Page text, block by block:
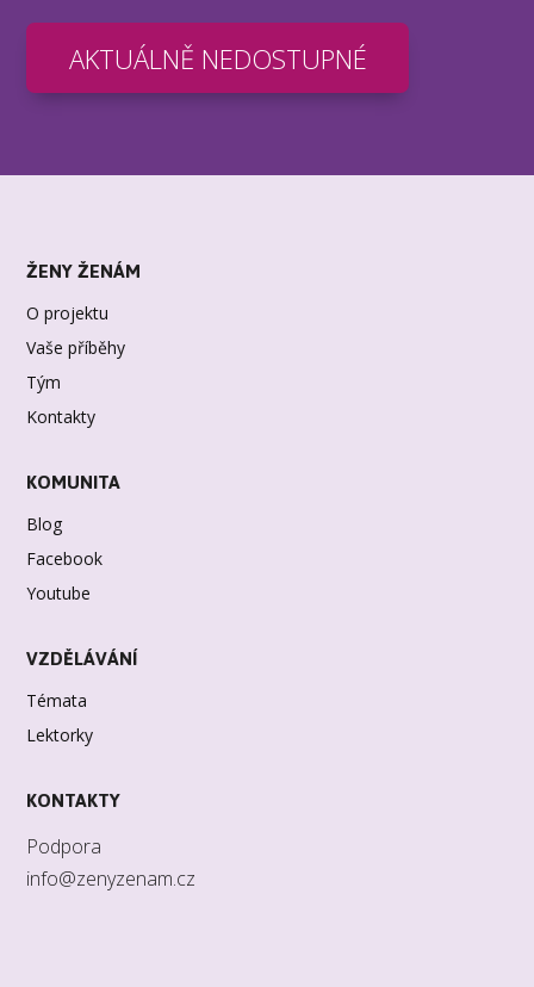
AKTUÁLNĚ NEDOSTUPNÉ
ŽENY ŽENÁM
O projektu
Vaše příběhy
Tým
Kontakty
KOMUNITA
Blog
Facebook
Youtube
VZDĚLÁVÁNÍ
Témata
Lektorky
KONTAKTY
Podpora
info@zenyzenam.cz